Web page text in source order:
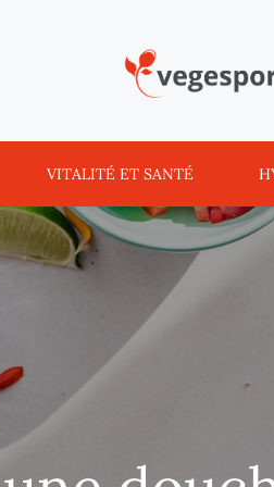
VITALITÉ ET SANTÉ